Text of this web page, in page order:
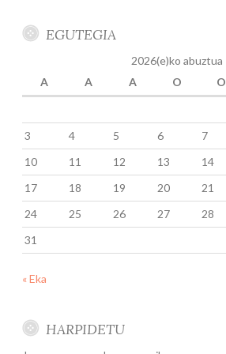
EGUTEGIA
2026(e)ko abuztua
A
A A O O
3
4 5 6 7
10
11 12 13 14
17
18 19 20 21
24
25 26 27 28
31
« Eka
HARPIDETU